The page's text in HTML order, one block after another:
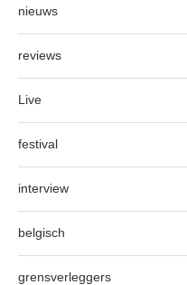
nieuws
reviews
Live
festival
interview
belgisch
grensverleggers